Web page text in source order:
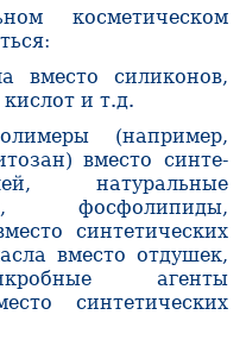
космети­ческом
силиконов,
и т.д.
(например,
вместо синте­
натуральные
фосфолипиды,
синтетических
вместо отду­шек,
агенты
синтетических